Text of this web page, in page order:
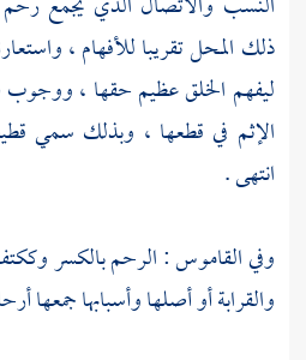
ذلك المحل تقريبا للأفهام ،
ليفهم الخلق عظيم حقها ، ووجوب
الإثم في قطعها ، وبذلك سمي
انتهى .
وفي القاموس : الرحم بالكسر
والقرابة أو أصلها وأسبابها جمعها